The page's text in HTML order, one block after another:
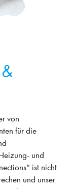
von
für die
und
ist nicht
und unser